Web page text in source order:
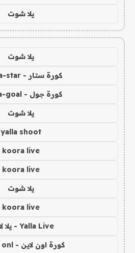
يلا شوت
يلا شوت
كورة ستار - koora-star
كورة جول - koora-goal
يلا شوت
yalla shoot
koora live
koora live
يلا شوت
koora live
Yalla Live - يلا لايف
كورة اون لاين - koora onl